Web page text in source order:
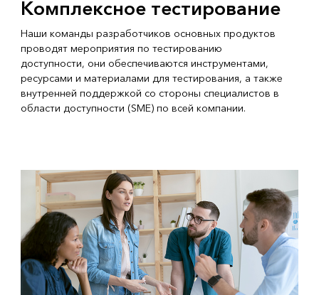
Комплексное тестирование
Наши команды разработчиков основных продуктов
проводят мероприятия по тестированию
доступности, они обеспечиваются инструментами,
ресурсами и материалами для тестирования, а также
внутренней поддержкой со стороны специалистов в
области доступности (SME) по всей компании.